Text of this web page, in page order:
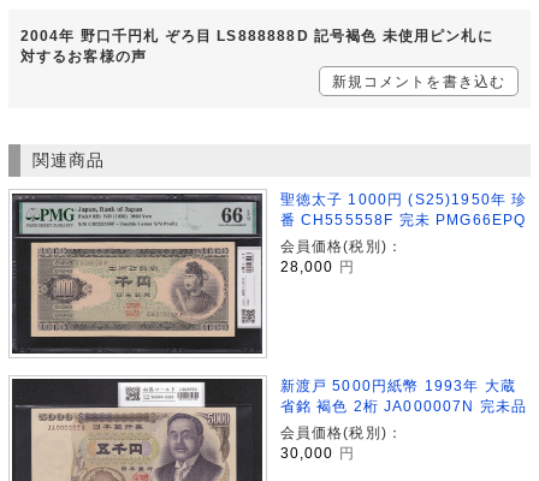
2004年 野口千円札 ぞろ目 LS888888D 記号褐色 未使用ピン札に
対するお客様の声
新規コメントを書き込む
関連商品
聖徳太子 1000円 (S25)1950年 珍
番 CH555558F 完未 PMG66EPQ
会員価格(税別)：
28,000
円
新渡戸 5000円紙幣 1993年 大蔵
省銘 褐色 2桁 JA000007N 完未品
会員価格(税別)：
30,000 円